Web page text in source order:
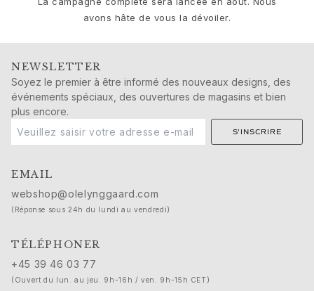
Dans les coulisses de Sculpted Silhouettes
Ole Lynggaard Apartment
Bienvenue
L'appartement
Social Space
La zone
Mon Compte
Wishlist
Nos Boutiques
Service Client
avons hâte de vous la dévoiler.
NEWSLETTER
Soyez le premier à être informé des nouveaux designs, des
événements spéciaux, des ouvertures de magasins et bien
plus encore.
S'INSCRIRE
EMAIL
webshop@olelynggaard.com
(Réponse sous 24h du lundi au vendredi)
TÉLÉPHONER
+45 39 46 03 77
(Ouvert du lun. au jeu. 9h-16h / ven. 9h-15h CET)